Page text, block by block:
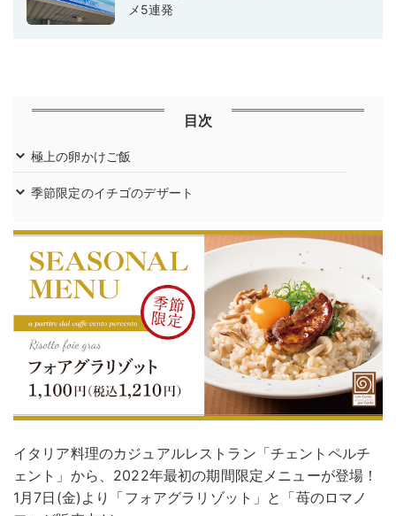
メ5連発
目次
極上の卵かけご飯
季節限定のイチゴのデザート
イタリア料理のカジュアルレストラン「チェントペルチ
ェント」から、2022年最初の期間限定メニューが登場！
1月7日(金)より「フォアグラリゾット」と「苺のロマノ